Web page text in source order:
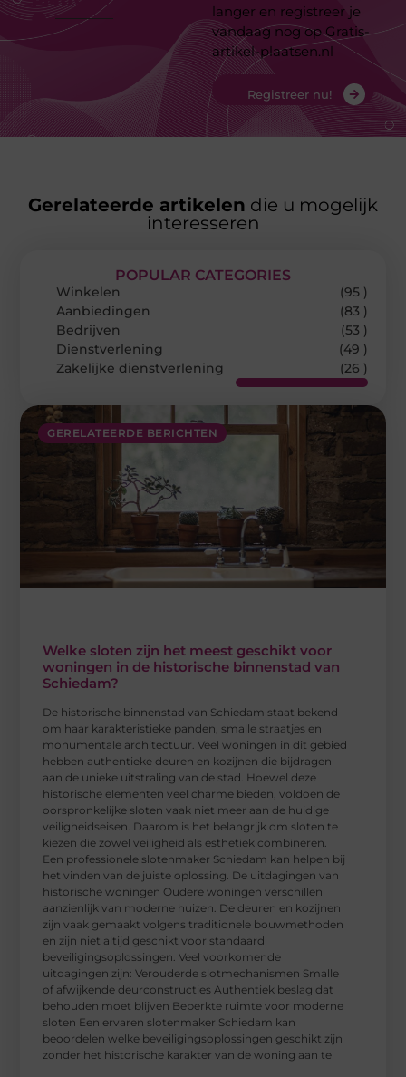
langer en registreer je
vandaag nog op Gratis-
artikel-plaatsen.nl
Registreer nu!
Gerelateerde artikelen die u mogelijk
interesseren
GERELATEERDE BERICHTEN
Welke sloten zijn het meest geschikt voor
woningen in de historische binnenstad van
Schiedam?
De historische binnenstad van Schiedam staat bekend
om haar karakteristieke panden, smalle straatjes en
monumentale architectuur. Veel woningen in dit gebied
hebben authentieke deuren en kozijnen die bijdragen
aan de unieke uitstraling van de stad. Hoewel deze
historische elementen veel charme bieden, voldoen de
oorspronkelijke sloten vaak niet meer aan de huidige
veiligheidseisen. Daarom is het belangrijk om sloten te
kiezen die zowel veiligheid als esthetiek combineren.
Een professionele slotenmaker Schiedam kan helpen bij
het vinden van de juiste oplossing. De uitdagingen van
historische woningen Oudere woningen verschillen
aanzienlijk van moderne huizen. De deuren en kozijnen
zijn vaak gemaakt volgens traditionele bouwmethoden
en zijn niet altijd geschikt voor standaard
beveiligingsoplossingen. Veel voorkomende
uitdagingen zijn: Verouderde slotmechanismen Smalle
of afwijkende deurconstructies Authentiek beslag dat
behouden moet blijven Beperkte ruimte voor moderne
sloten Een ervaren slotenmaker Schiedam kan
beoordelen welke beveiligingsoplossingen geschikt zijn
zonder het historische karakter van de woning aan te
POPULAR CATEGORIES
Winkelen
(95 )
Aanbiedingen
(83 )
Bedrijven
(53 )
Dienstverlening
(49 )
Zakelijke dienstverlening
(26 )